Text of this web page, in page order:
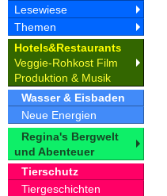
Lesewiese
Themen
Hotels&Restaurants
Veggie-Rohkost Film
Produktion & Musik
Wasser & Eisbaden
Neue Energien
Regina's Bergwelt
und Abenteuer
Tierschutz
Tiergeschichten